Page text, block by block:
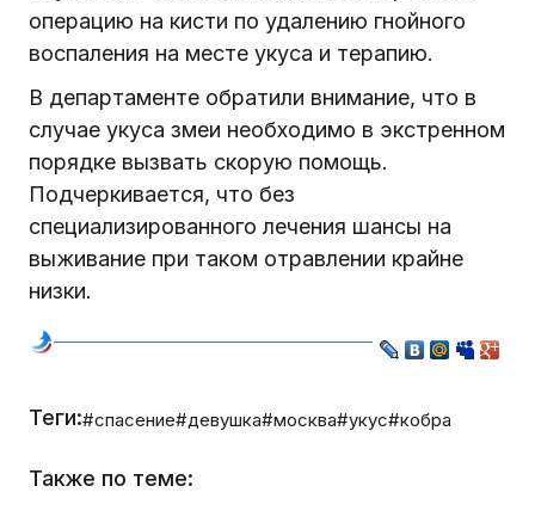
операцию на кисти по удалению гнойного
воспаления на месте укуса и терапию.
В департаменте обратили внимание, что в
случае укуса змеи необходимо в экстренном
порядке вызвать скорую помощь.
Подчеркивается, что без
специализированного лечения шансы на
выживание при таком отравлении крайне
низки.
Теги:#спасение#девушка#москва#укус#кобра
Также по теме: